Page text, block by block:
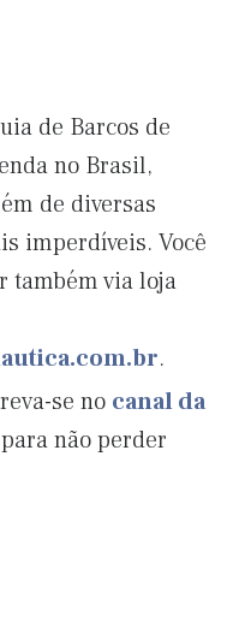
de Barcos de
no Brasil,
de diversas
imperdíveis. Você
também via loja
.
se no canal da
para não perder